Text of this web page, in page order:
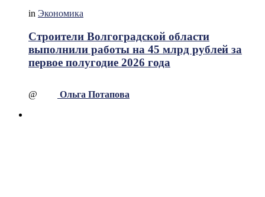
in Экономика
Строители Волгоградской области
выполнили работы на 45 млрд рублей за
первое полугодие 2026 года
@ Ольга Потапова